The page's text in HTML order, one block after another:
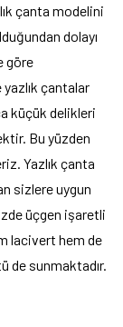
çanta modelini
dolayı
göre
çantalar
küçük delikleri
Bu yüzden
Yazlık çanta
sizlere uygun
üçgen işaretli
lacivert hem de
de sunmaktadır.